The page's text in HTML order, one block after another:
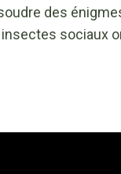
des
sociaux